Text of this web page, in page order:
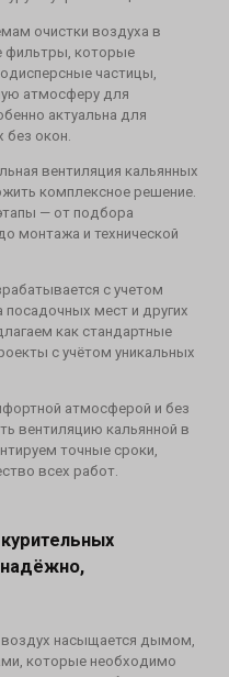
очистки воздуха в
фильтры, которые
частицы,
атмосферу для
актуальна для
окон.
вентиляция кальянных
комплексное решение.
— от подбора
монтажа и технической
с учетом
мест и других
как стандартные
с учётом уникальных
атмосферой и без
вентиляцию кальянной в
точные сроки,
всех работ.
воздух насыщается дымом,
которые необходимо